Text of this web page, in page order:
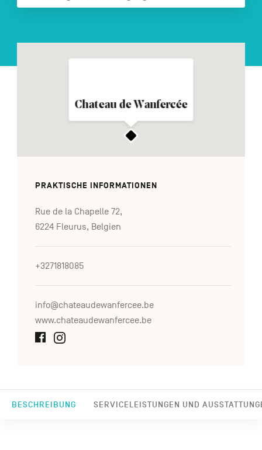
FR NL EN
Navigation
BESCHREIBUNG SERVICELEISTUNGEN UND
Chateau de Wanfercée
PRAKTISCHE INFORMATIONEN
Rue de la Chapelle 72,
6224 Fleurus, Belgien
+3271818085
info@chateaudewanfercee.be
www.chateaudewanfercee.be